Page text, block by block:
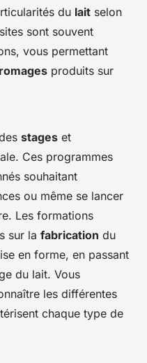
du lait selon
sont souvent
vous permettant
produits sur
stages et
Ces programmes
souhaitant
ou même se lancer
Les formations
sur la fabrication du
en forme, en passant
du lait. Vous
les différentes
chaque type de